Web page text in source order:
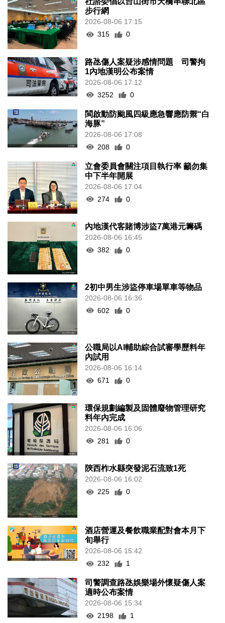
步行網
2026-08-06 17:15
315
0
路氹傷人案疑涉感情問題 司警拘
1內地漢明公布案情
2026-08-06 17:12
3252
0
閩啟動防颱風四級應急響應防禦“白
海豚”
2026-08-06 17:08
208
0
立會委員會關注項目執行率 籲勿集
中下半年開展
2026-08-06 17:04
274
0
內地漢代客賭博涉盜7萬港元籌碼
2026-08-06 16:45
382
0
2初中男生涉盜停車場單車等物品
2026-08-06 16:36
602
0
公職局以AI輔助綜合試審學歷料年
內試用
2026-08-06 16:14
671
0
環保規劃編製及固體廢物管理研究
料年內完成
2026-08-06 16:06
281
0
陝西柞水縣突發泥石流致1死
2026-08-06 16:02
225
0
酒店營運及餐飲職業配對會本月下
旬舉行
2026-08-06 15:42
232
1
司警調查路氹娛樂場外懷疑傷人案
適時公布案情
2026-08-06 15:34
2198
1